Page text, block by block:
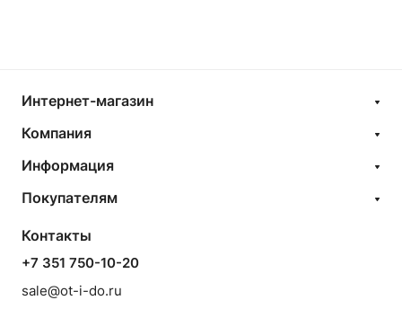
Интернет-магазин
Компания
Информация
Покупателям
Контакты
+7 351 750-10-20
sale@ot-i-do.ru